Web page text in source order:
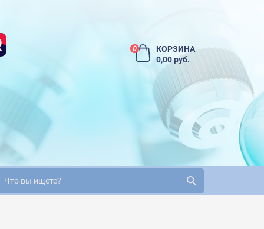
0
КОРЗИНА
0,00 руб.